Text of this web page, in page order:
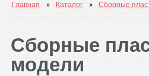
Главная Каталог Сборные
Сборные
модели